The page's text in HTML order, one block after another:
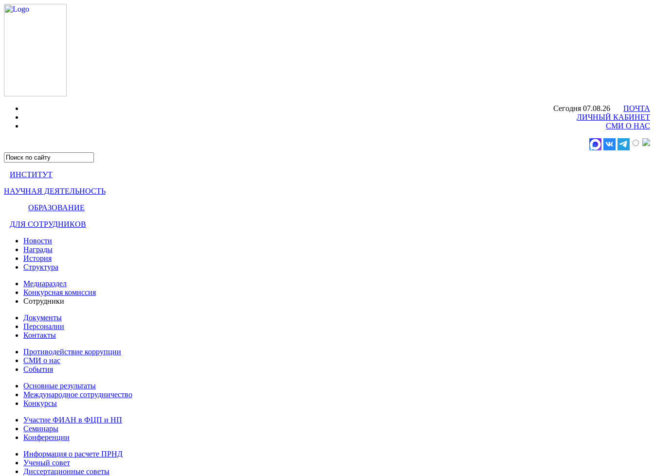
Сегодня 07.08.26
ПОЧТА
ЛИЧНЫЙ КАБИНЕТ
СМИ О НАС
ИНСТИТУТ
НАУЧНАЯ ДЕЯТЕЛЬНОСТЬ
ОБРАЗОВАНИЕ
ДЛЯ СОТРУДНИКОВ
Новости
Награды
История
Структура
Медиараздел
Конкурсная комиссия
Сотрудники
Документы
Персоналии
Контакты
Противодействие коррупции
СМИ о нас
События
Основные результаты
Международное сотрудничество
Конкурсы
Участие ФИАН в ФЦП и НП
Семинары
Конференции
Информация о расчете ПРНД
Ученый совет
Диссертационные советы